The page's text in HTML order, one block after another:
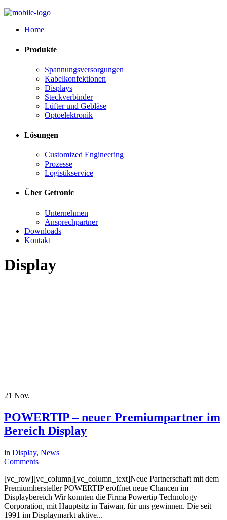
Home
Produkte
Spannungsversorgungen
Kabelkonfektionen
Displays
Steckverbinder
Lüfter und Gebläse
Optoelektronik
Lösungen
Customized Engineering
Prozesse
Logistikservice
Über Getronic
Unternehmen
Ansprechpartner
Downloads
Kontakt
Display
21 Nov.
POWERTIP – neuer Premiumpartner im
Bereich Display
in Display, News
Comments
[vc_row][vc_column][vc_column_text]Neue Partnerschaft mit dem
Premiumhersteller POWERTIP eröffnet neue Chancen im
Displaybereich Wir konnten die Firma Powertip Technology
Corporation, mit Hauptsitz in Taiwan, für uns gewinnen. Die seit
1991 im Displaymarkt aktive...